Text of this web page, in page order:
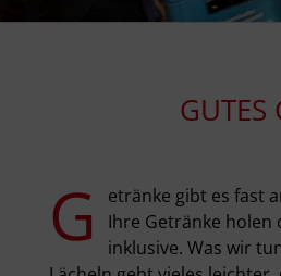
G
etränke gibt es fast
Ihre Getränke holen
inklusive. Was wir